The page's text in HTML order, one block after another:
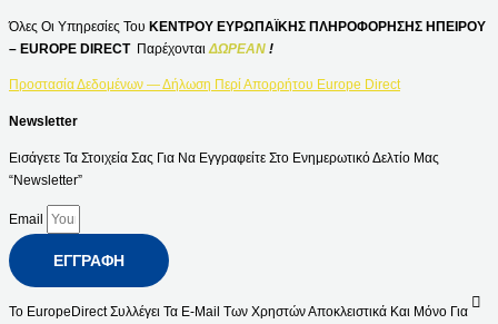
Όλες Οι Υπηρεσίες Του ΚΕΝΤΡΟΥ ΕΥΡΩΠΑΪΚΗΣ ΠΛΗΡΟΦΟΡΗΣΗΣ ΗΠΕΙΡΟΥ
– EUROPE DIRECT Παρέχονται ΔΩΡΕΑΝ !
Προστασία Δεδομένων — Δήλωση Περί Απορρήτου Europe Direct
Newsletter
Εισάγετε Τα Στοιχεία Σας Για Να Εγγραφείτε Στο Ενημερωτικό Δελτίο Μας
“Newsletter”
Email
ΕΓΓΡΑΦΉ
Το EuropeDirect Συλλέγει Τα E-Mail Των Χρηστών Αποκλειστικά Και Μόνο Για